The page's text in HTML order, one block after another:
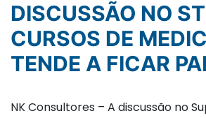
DISCUSSÃO NO STF SOBRE
CURSOS DE
TENDE A FICAR
NK Consultores – A discussão no